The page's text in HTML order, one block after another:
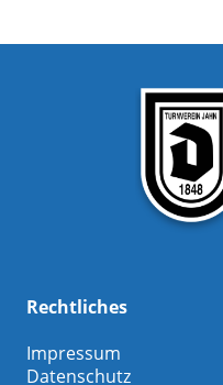
Rechtliches
Impressum
Datenschutz